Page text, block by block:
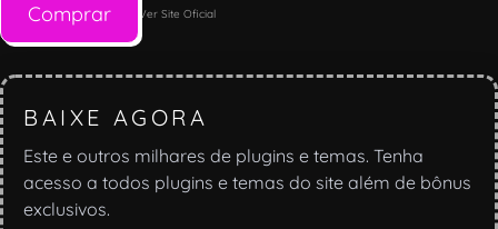
Comprar Ver Site Oficial
BAIXE AGORA
Este e outros milhares de plugins e temas. Tenha
acesso a todos plugins e temas do site além de bônus
exclusivos.